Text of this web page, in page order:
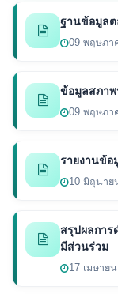
ฐานข้อมูล
09 พฤษภา
ข้อมูลสภาพ
09 พฤษภา
รายงานข้อ
10 มิถุนาย
สรุปผลการ
มีส่วนร่วม
17 เมษาย